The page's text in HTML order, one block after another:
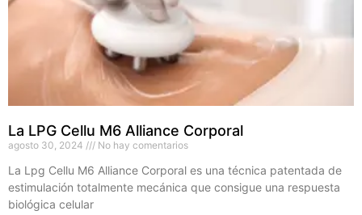
La LPG Cellu M6 Alliance Corporal
agosto 30, 2024 No hay comentarios
La Lpg Cellu M6 Alliance Corporal es una técnica patentada de
estimulación totalmente mecánica que consigue una respuesta
biológica celular